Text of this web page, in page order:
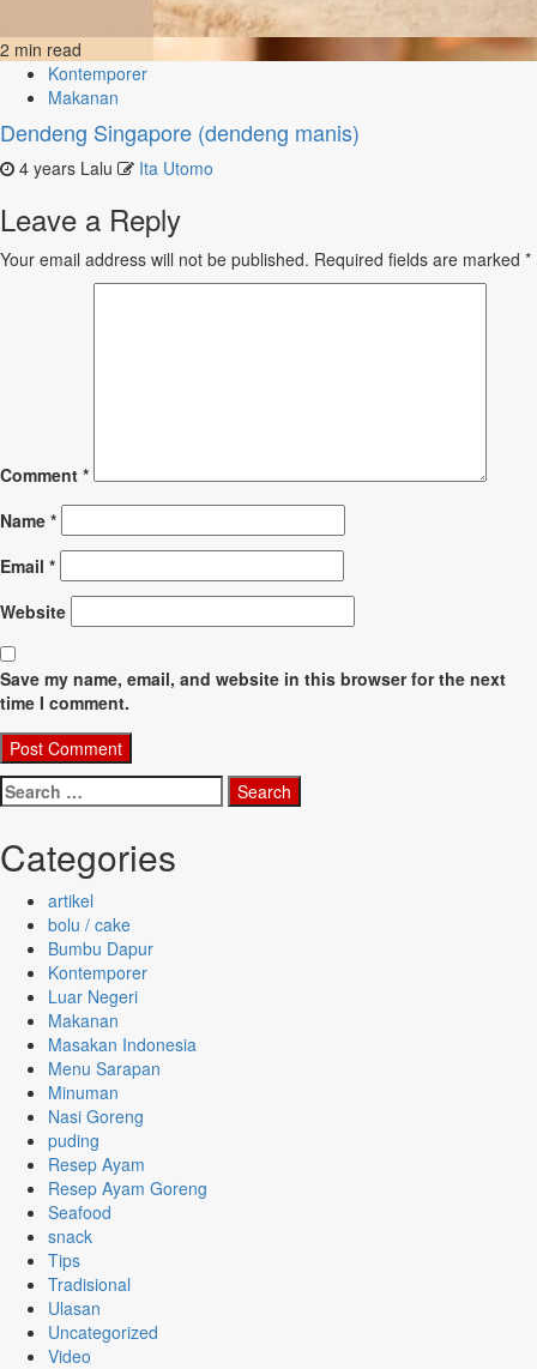
2 min read
Kontemporer
Makanan
Dendeng Singapore (dendeng manis)
4 years Lalu Ita Utomo
Leave a Reply
Your email address will not be published. Required fields are marked *
Comment *
Name *
Email *
Website
Save my name, email, and website in this browser for the next
time I comment.
Search
for:
Categories
artikel
bolu / cake
Bumbu Dapur
Kontemporer
Luar Negeri
Makanan
Masakan Indonesia
Menu Sarapan
Minuman
Nasi Goreng
puding
Resep Ayam
Resep Ayam Goreng
Seafood
snack
Tips
Tradisional
Ulasan
Uncategorized
Video